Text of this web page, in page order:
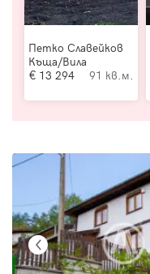
Петко Славейков
Къща/Вила
13 294
91 кв.м.